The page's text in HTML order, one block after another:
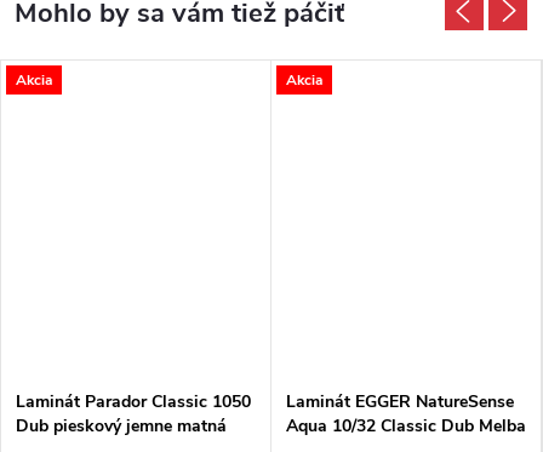
Akcia
Laminát Parador Classic 1050
Dub pieskový jemne matná
Akcia
Laminát EGGER NatureSense
Aqua 10/32 Classic Dub Melba